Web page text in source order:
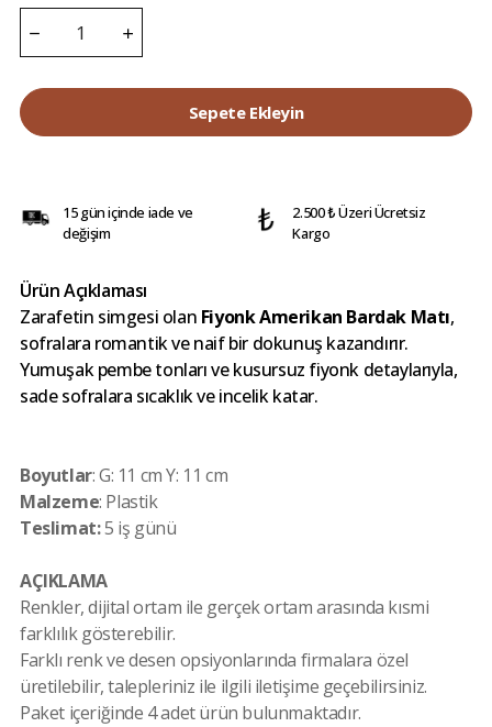
Sepete Ekleyin
15 gün içinde iade ve
değişim
2.500 ₺ Üzeri Ücretsiz
Kargo
Ürün Açıklaması
Zarafetin simgesi olan Fiyonk Amerikan Bardak Matı,
sofralara romantik ve naif bir dokunuş kazandırır.
Yumuşak pembe tonları ve kusursuz fiyonk detaylarıyla,
sade sofralara sıcaklık ve incelik katar.
Boyutlar: G: 11 cm Y: 11 cm
Malzeme: Plastik
Teslimat:5 iş günü
AÇIKLAMA
Renkler, dijital ortam ile gerçek ortam arasında kısmi
farklılık gösterebilir.
Farklı renk ve desen opsiyonlarında firmalara özel
üretilebilir, talepleriniz ile ilgili iletişime geçebilirsiniz.
Paket içeriğinde 4 adet ürün bulunmaktadır.